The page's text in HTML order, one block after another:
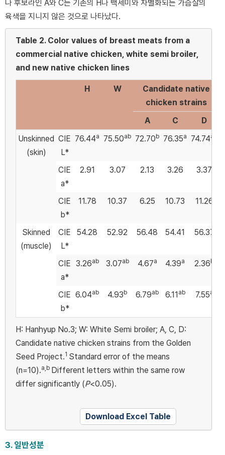
나 후보라인 A와 C는 기존의 H나 백세미와 차별화되는 가슴살의
육색을 지니지 않은 것으로 나타났다.
Table 2. Color values of breast meats from a
commercial native chicken, white semi broiler,
and new native chicken lines
H W
Candidate native
chicken strains
A C
D
Unskinned
(skin)
CIE
L*
76.44a 75.50ab 72.70 b 76.35a 74.74ab
CIE
a*
2.91 3.07 2.13 3.26 3.37
CIE
b*
11.78 10.37 6.25 10.73 11.26
Skinned
(muscle)
CIE
L*
54.28 52.92 56.48 54.41 56.37
CIE
a*
3.26ab 3.07ab 4.67a 4.39a 2.36
CIE
b*
6.04ab 4.93 b 6.79ab 6.11 ab 7.55a
H: Hanhyup No.3; W: White Semi broiler; A, C, D:
Candidate native chicken strains from the Golden
Seed Project.1 Standard error of the means
(n=10).a,b Different letters within the same row
differ significantly (P<0.05).
Download Excel Table
3. 일반성분